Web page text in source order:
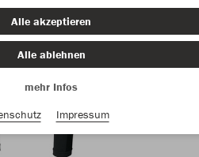
Alle akzeptieren
Alle ablehnen
mehr Infos
Impressum